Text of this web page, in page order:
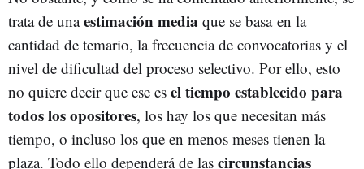
trata de unaestimación media que se basa en la
cantidad de temario, la frecuencia de convocatorias y el
nivel de dificultad del proceso selectivo. Por ello, esto
no quiere decir que ese es el tiempo establecido para
todos los opositores, los hay los que necesitan más
tiempo, o incluso los que en menos meses tienen la
plaza. Todo ello dependerá de las circunstancias